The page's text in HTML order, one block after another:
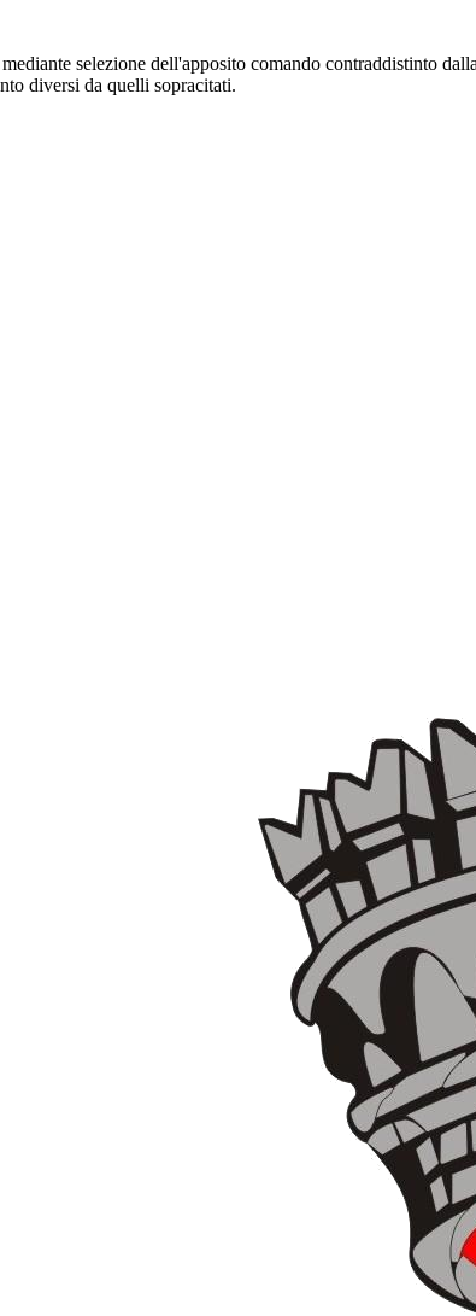
selezione dell'apposito comando contraddistinto
diversi da quelli sopracitati.